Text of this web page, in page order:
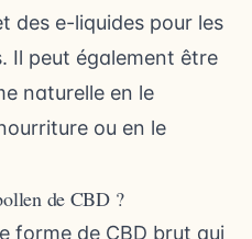
des e-liquides pour les
. Il peut également être
naturelle en le
ou en le
de CBD ?
forme de CBD brut qui